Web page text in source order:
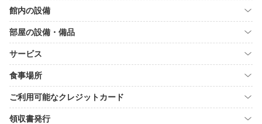
館内の設備
部屋の設備・備品
サービス
食事場所
ご利用可能なクレジットカード
領収書発行